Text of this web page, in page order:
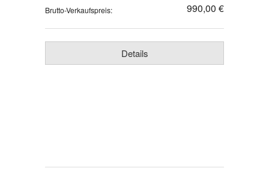
Brutto-Verkaufspreis: 990,00 €
Details